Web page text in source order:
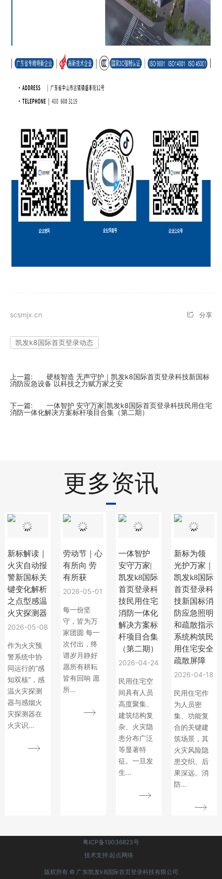
scsmjx.cn 分享
凯发k8国际首页登录动态
上一篇:
硬核智造 无声守护｜凯发k8国际首页登录科技新国标
消防应急设备 以科技之力赋万家之安
下一篇:
一体智护 安守万家|凯发k8国际首页登录科技民用住宅
消防一体化解决方案标杆项目合集（第二期）
更多资讯
新标解读｜
火灾自动报
警新国标关
键变化解析
之点型感温
火灾探测器
2026-05-08
作为火灾预
警系统中协
同运行的“感
知双核”，感
温火灾探测
器与感烟火
灾探测器在
火灾识...
劳动节｜心
有所向 劳
有所获
2026-05-01
每一份坚
守，皆为万
家团圆 每一
次付出，终
谱岁月静好
愿所有耕耘
皆有回响 愿
所...
一体智护
安守万家|
凯发k8国际
首页登录科
技民用住宅
消防一体化
解决方案标
杆项目合集
（第二期）
2026-04-24
民用住宅空
间具有人员
高度聚集、
建筑结构复
杂、火灾隐
患分布广泛
等显著特
征。一旦发
生...
新标为领
光护万家｜
凯发k8国际
首页登录科
技新国标消
防应急照明
和疏散指示
系统构筑民
用住宅安全
疏散屏障
2026-04-18
民用住宅作
为人员密
集、功能复
合的关键建
筑场景，其
火灾风险隐
患交织、后
果深远。消
防...
粤ICP备19036823号
技术支持:起点网络
版权所有 © 广东凯发k8国际首页登录科技有限公司